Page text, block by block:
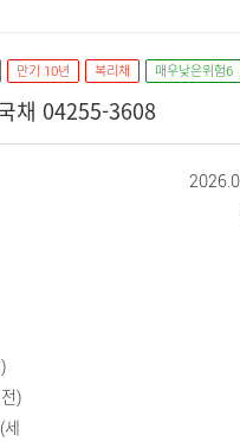
만기 10년 복리채 매우낮은위험6
채 04255-3608
)
세